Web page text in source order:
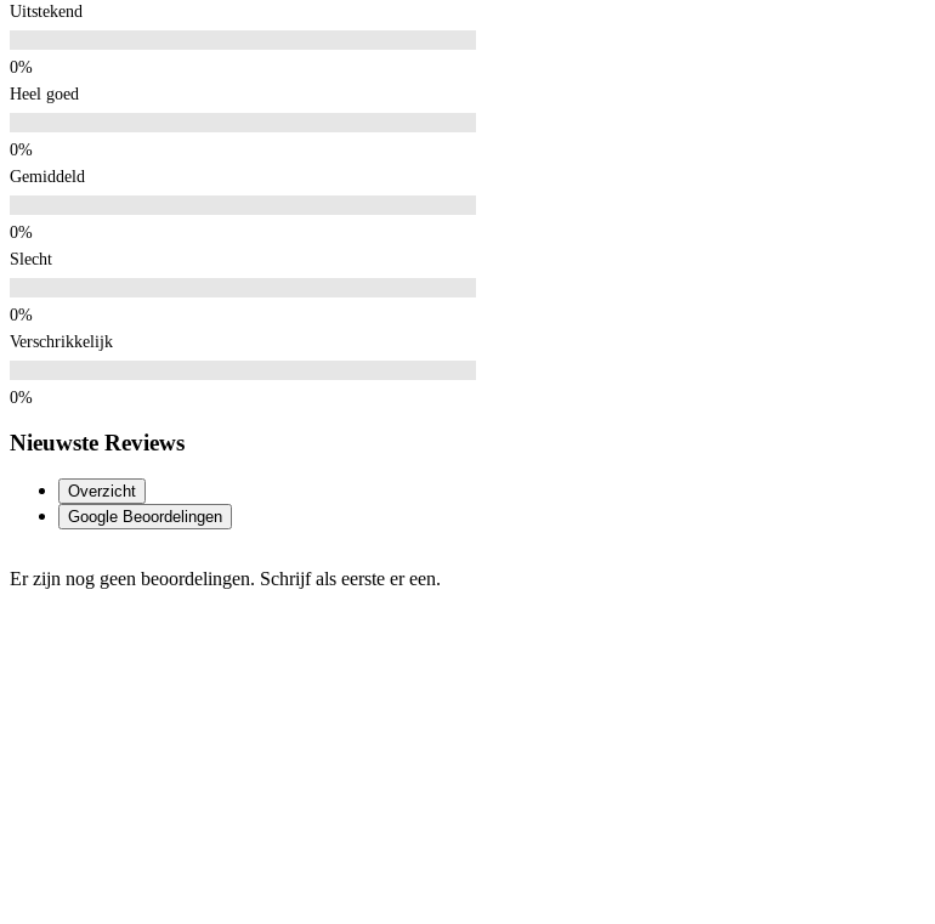
Uitstekend
Heel goed
Gemiddeld
Slecht
Verschrikkelijk
Nieuwste Reviews
Overzicht
Google Beoordelingen
Er zijn nog geen beoordelingen. Schrijf als eerste er een.